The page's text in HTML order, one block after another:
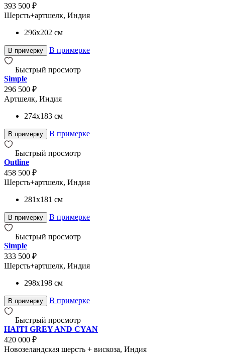
393 500 ₽
Шерсть+артшелк, Индия
296x202 см
В примерку В примерке
Быстрый просмотр
Simple
296 500 ₽
Артшелк, Индия
274x183 см
В примерку В примерке
Быстрый просмотр
Outline
458 500 ₽
Шерсть+артшелк, Индия
281x181 см
В примерку В примерке
Быстрый просмотр
Simple
333 500 ₽
Шерсть+артшелк, Индия
298x198 см
В примерку В примерке
Быстрый просмотр
HAITI GREY AND CYAN
420 000 ₽
Новозеландская шерсть + вискоза, Индия